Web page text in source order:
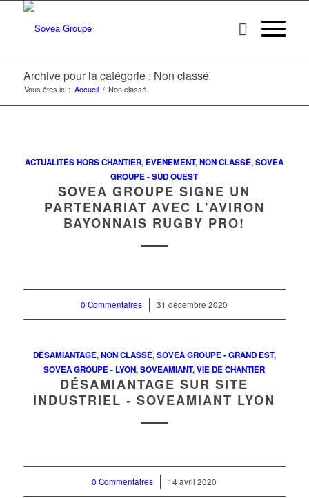
Archive pour la catégorie : Non classé
Vous êtes ici : Accueil / Non classé
ACTUALITÉS HORS CHANTIER, EVENEMENT,NON CLASSÉ,SOVEA
GROUPE - SUD OUEST
SOVEA GROUPE SIGNE UN
PARTENARIAT AVEC L'AVIRON
BAYONNAIS RUGBY PRO!
0 Commentaires
/ 31 décembre 2020
DÉSAMIANTAGE,NON CLASSÉ,SOVEA GROUPE - GRAND EST,
SOVEA GROUPE - LYON,SOVEAMIANT,VIE DE CHANTIER
DÉSAMIANTAGE SUR SITE
INDUSTRIEL - SOVEAMIANT LYON
0 Commentaires
/ 14 avril 2020